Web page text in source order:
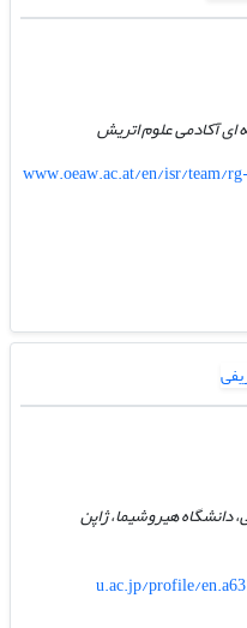
آکادمی علوم اتریش
www.oeaw.ac.at/en/isr/team/
دانشگاه هیروشیما، ژاپن
u.ac.jp/profile/